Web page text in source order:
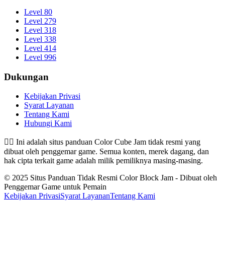
Level 80
Level 279
Level 318
Level 338
Level 414
Level 996
Dukungan
Kebijakan Privasi
Syarat Layanan
Tentang Kami
Hubungi Kami
👉🏻 Ini adalah situs panduan Color Cube Jam tidak resmi yang
dibuat oleh penggemar game. Semua konten, merek dagang, dan
hak cipta terkait game adalah milik pemiliknya masing-masing.
© 2025 Situs Panduan Tidak Resmi Color Block Jam - Dibuat oleh
Penggemar Game untuk Pemain
Kebijakan PrivasiSyarat LayananTentang Kami